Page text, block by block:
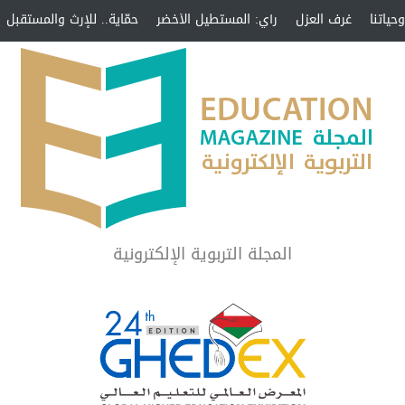
حمّاية.. للإرث والمستقبل رأي: المستطيل الأخضر غرف العزل
المجلة التربوية الإلكترونية